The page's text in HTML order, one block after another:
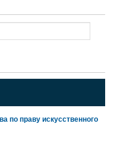
по праву искусственного